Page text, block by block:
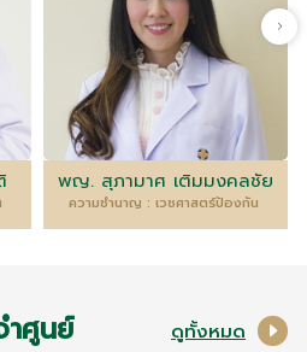
พญ. สุภามาศ เติมมงคลชัย
ความชำนาญ : เวชศาสตร์ป้องกัน
ำศูนย์ ดูทั้งหมด